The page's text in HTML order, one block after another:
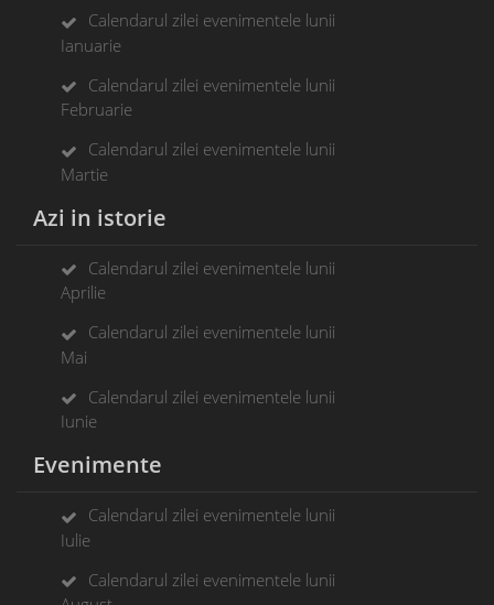
Calendarul zilei evenimentele lunii
Ianuarie
Calendarul zilei evenimentele lunii
Februarie
Calendarul zilei evenimentele lunii
Martie
Azi in istorie
Calendarul zilei evenimentele lunii
Aprilie
Calendarul zilei evenimentele lunii
Mai
Calendarul zilei evenimentele lunii
Iunie
Evenimente
Calendarul zilei evenimentele lunii
Iulie
Calendarul zilei evenimentele lunii